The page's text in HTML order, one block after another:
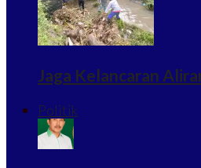
Jaga Kelancaran
Politik